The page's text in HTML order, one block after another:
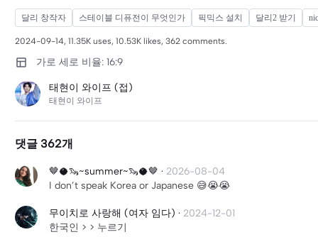
달리 창작자 스테이블 디퓨전이 무엇인가 픽믹스 설치 달리2 받기
2024-09-14, 11.35K uses, 10.53K likes, 362 comments.
가로 세로 비율: 16:9
태현이 와이프 (접)
태현이 와이프
댓글 362개
🤎🥥🦦~summer~🦦🥥🤎 · 2026-08-04
I don’t speak Korea or Japanese 😅😭😭
무이치로 사랑해 (여자 임다) · 2024-12-01
한국인 > > 누르기